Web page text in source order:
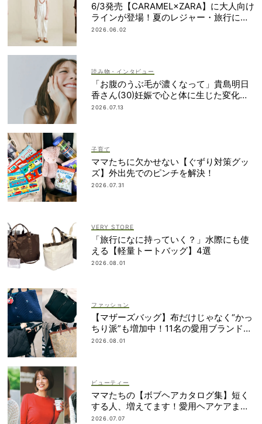
6/3発売【CARAMEL×ZARA】に大人向け
ラインが登場！夏のレジャー・旅行にも
おすすめ
2026.06.02
読み物・インタビュー
「お腹のうぶ毛が濃くなって」貴島明日
香さん(30)妊娠で心と体に生じた変化も
「愛しいです」
2026.07.13
子育て
ママたちに欠かせない【ぐずり対策グッ
ズ】外出先でのピンチを解決！
2026.07.31
VERY STORE
「旅行になに持っていく？」水際にも使
える【軽量トートバッグ】4選
2026.08.01
ファッション
【マザーズバッグ】布だけじゃなく“かっ
ちり派”も増加中！11名の愛用ブランド
は？
2026.08.01
ビューティー
ママたちの【ボブヘアカタログ集】短く
する人、増えてます！愛用ヘアケアまで
全部見せ
2026.07.07